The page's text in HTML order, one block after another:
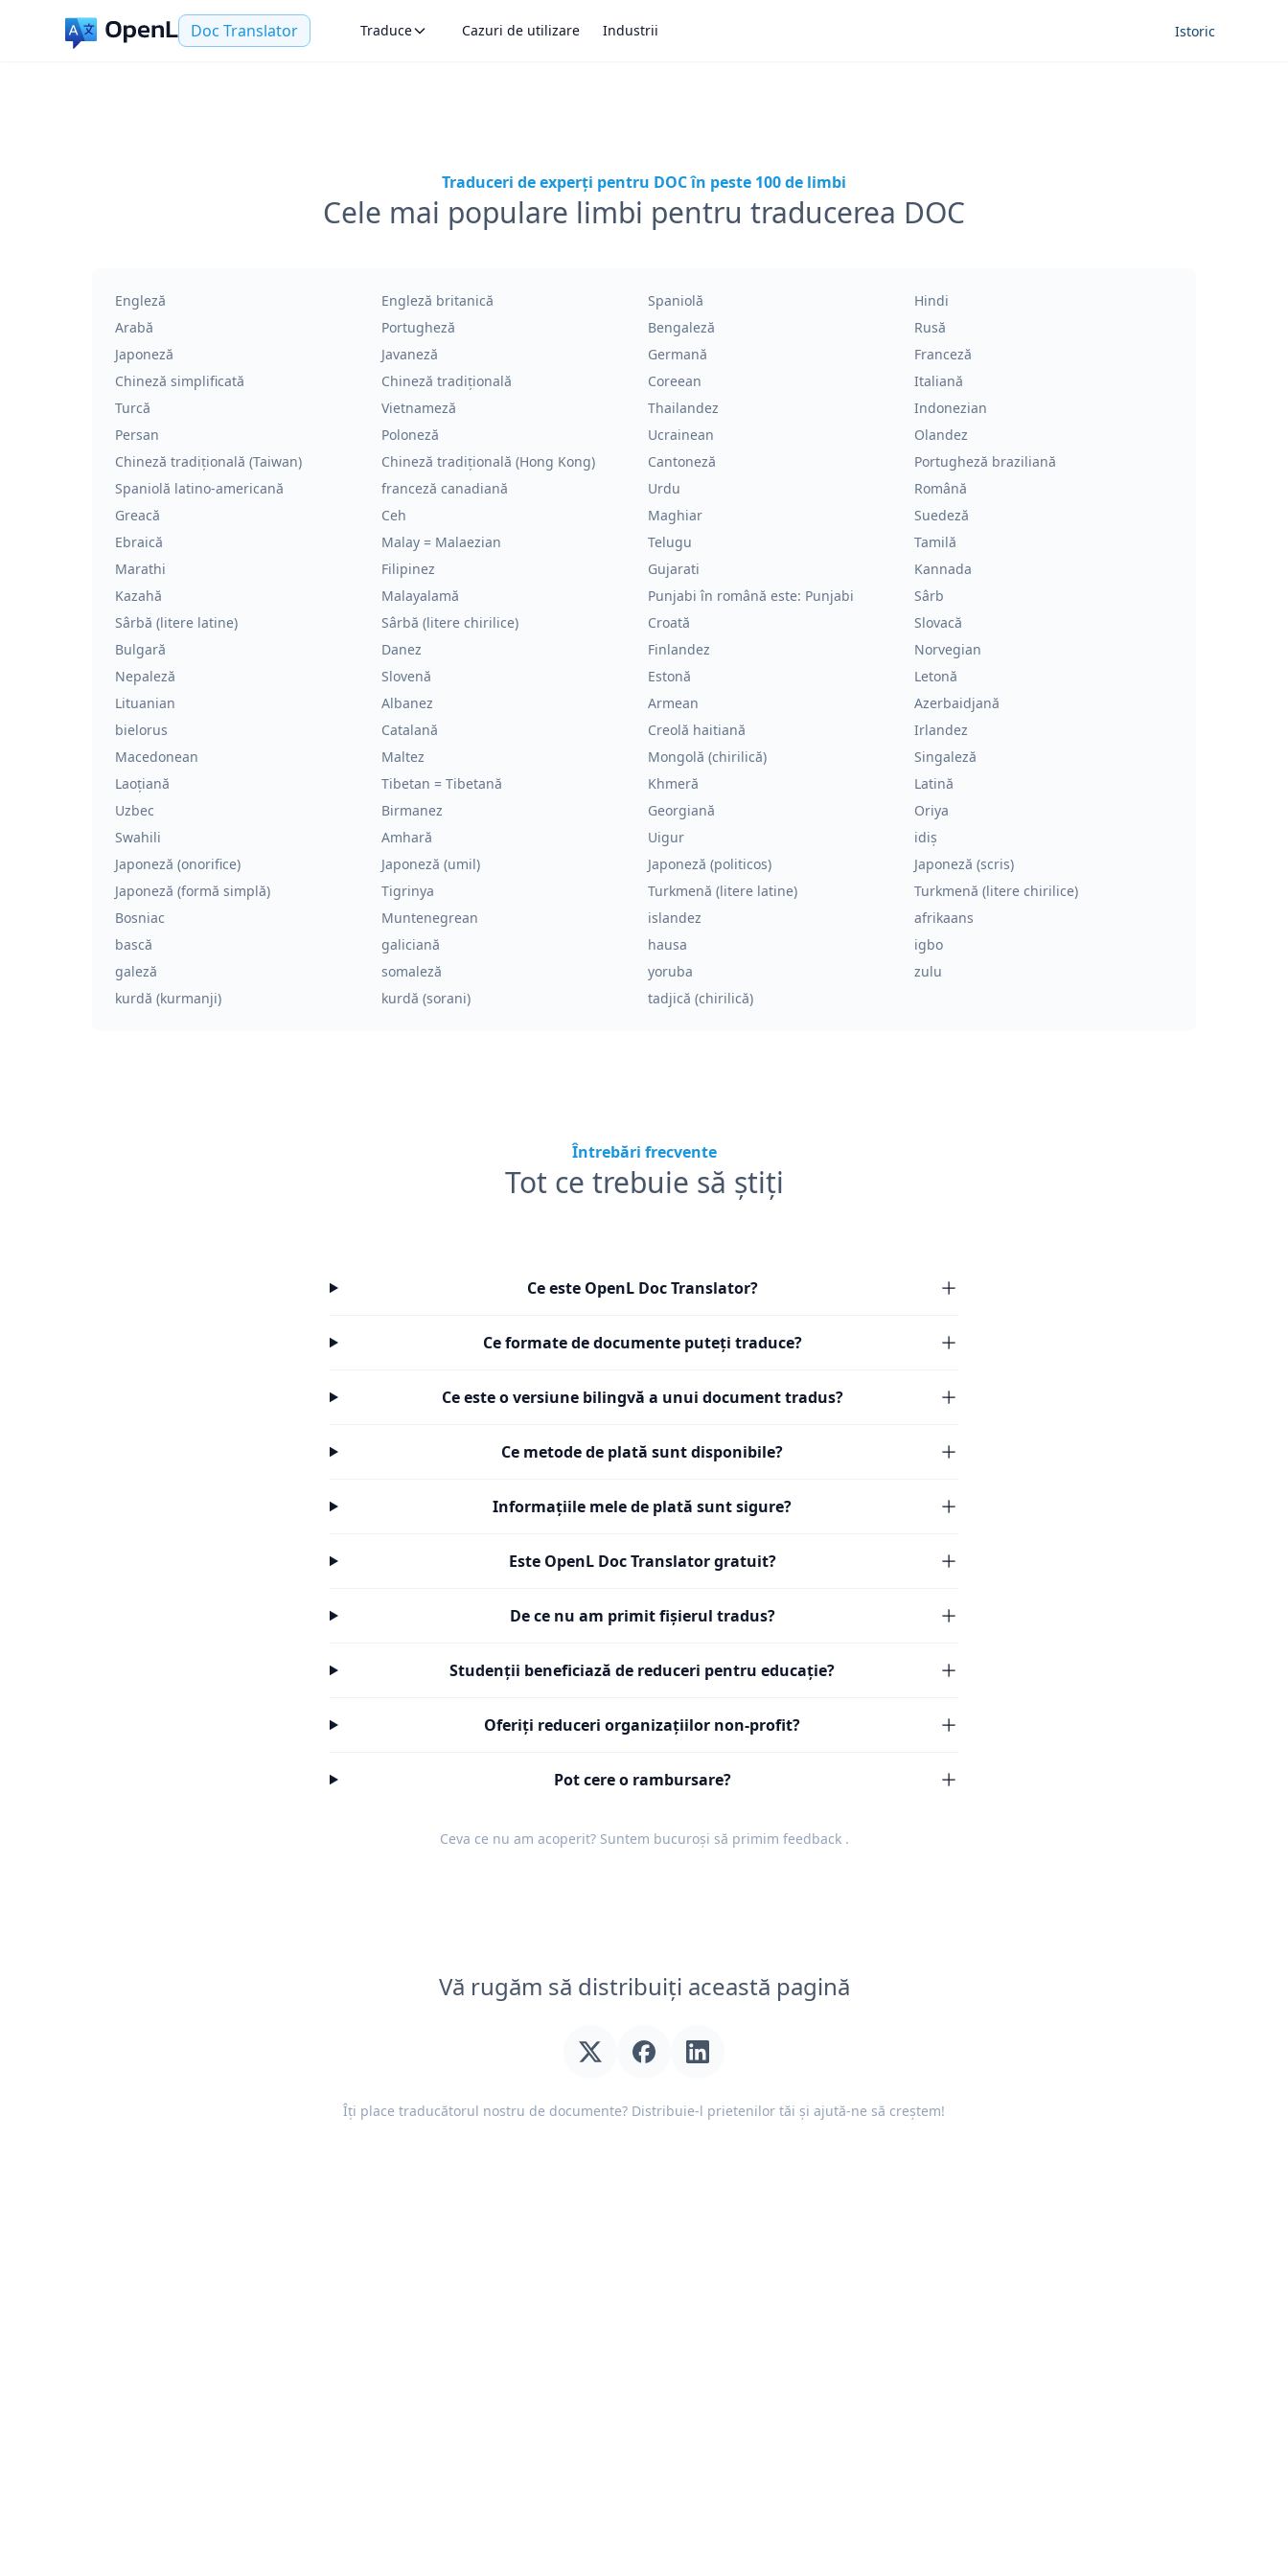
Doc Translator Traduce Cazuri de utilizare Industrii Istoric
Traduceri de experți pentru DOC în peste 100 de limbi
Cele mai populare limbi pentru traducerea DOC
Engleză Engleză britanică Spaniolă
Hindi
Arabă
Portugheză Bengaleză
Rusă
Japoneză
Javaneză Germană
Franceză
Chineză simplificată
Chineză tradițională Coreean
Italiană
Turcă
Vietnameză Thailandez
Indonezian
Persan
Poloneză Ucrainean
Olandez
Chineză tradițională (Taiwan)
Chineză tradițională (Hong Kong) Cantoneză
Portugheză braziliană
Spaniolă latino-americană
franceză canadiană Urdu
Română
Greacă
Ceh Maghiar
Suedeză
Ebraică
Malay = Malaezian Telugu
Tamilă
Marathi
Filipinez Gujarati
Kannada
Kazahă
Malayalamă Punjabi în română este: Punjabi
Sârb
Sârbă (litere latine)
Sârbă (litere chirilice) Croată
Slovacă
Bulgară
Danez Finlandez
Norvegian
Nepaleză
Slovenă Estonă
Letonă
Lituanian
Albanez Armean
Azerbaidjană
bielorus
Catalană Creolă haitiană
Irlandez
Macedonean
Maltez Mongolă (chirilică)
Singaleză
Laoțiană
Tibetan = Tibetană Khmeră
Latină
Uzbec
Birmanez Georgiană
Oriya
Swahili
Amhară Uigur
idiș
Japoneză (onorifice)
Japoneză (umil) Japoneză (politicos)
Japoneză (scris)
Japoneză (formă simplă)
Tigrinya Turkmenă (litere latine)
Turkmenă (litere chirilice)
Bosniac
Muntenegrean islandez
afrikaans
bască
galiciană hausa
igbo
galeză
somaleză yoruba
zulu
kurdă (kurmanji)
kurdă (sorani) tadjică (chirilică)
Întrebări frecvente
Tot ce trebuie să știți
Ce este OpenL Doc Translator?
Ce formate de documente puteți traduce?
Ce este o versiune bilingvă a unui document tradus?
Ce metode de plată sunt disponibile?
Informațiile mele de plată sunt sigure?
Este OpenL Doc Translator gratuit?
De ce nu am primit fișierul tradus?
Studenții beneficiază de reduceri pentru educație?
Oferiți reduceri organizațiilor non-profit?
Pot cere o rambursare?
Ceva ce nu am acoperit? Suntem bucuroși să primim feedback.
Vă rugăm să distribuiți această pagină
Îți place traducătorul nostru de documente? Distribuie-l prietenilor tăi și ajută-ne să creștem!